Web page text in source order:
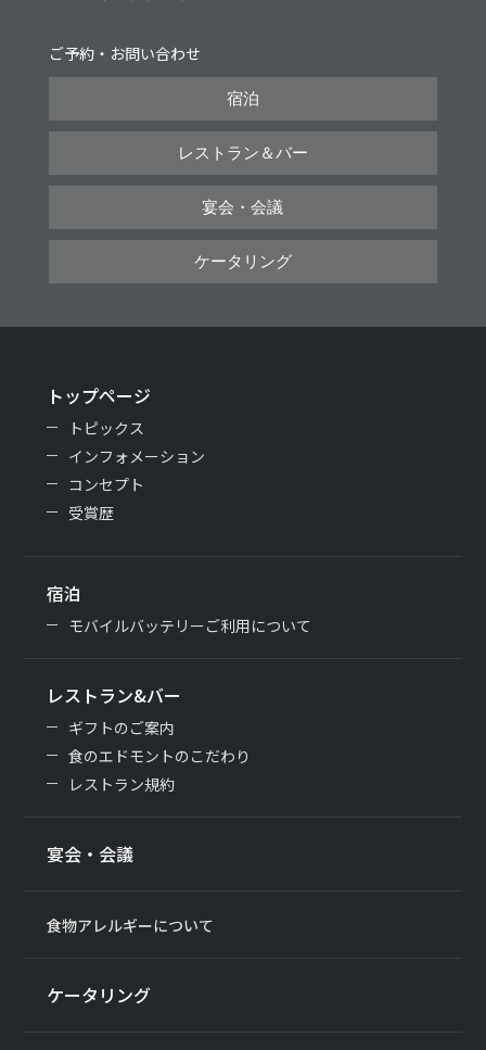
ご予約・お問い合わせ
宿泊
レストラン＆バー
宴会・会議
ケータリング
トップページ
トピックス
インフォメーション
コンセプト
受賞歴
宿泊
モバイルバッテリーご利用について
レストラン&バー
ギフトのご案内
食のエドモントのこだわり
レストラン規約
宴会・会議
食物アレルギーについて
ケータリング